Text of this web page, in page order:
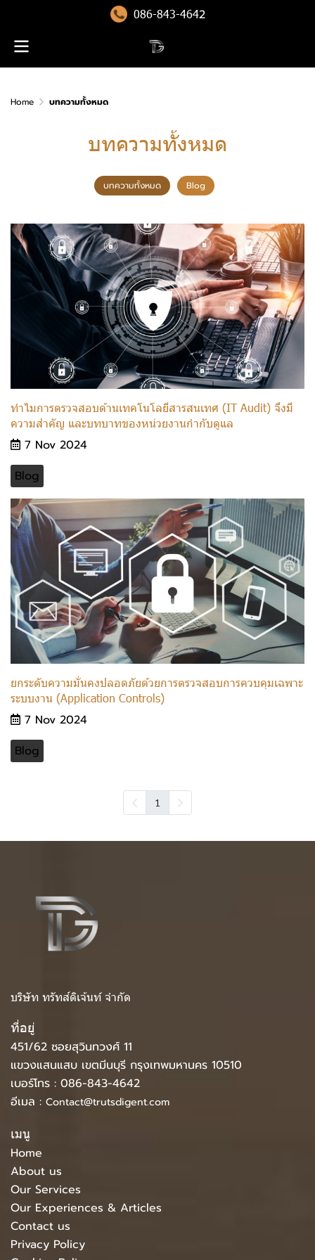
086-843-4642
Home บทความทั้งหมด
บทความทั้งหมด
บทความทั้งหมด Blog
ทำไมการตรวจสอบด้านเทคโนโลยีสารสนเทศ (IT Audit) จึงมี
ความสำคัญ และบทบาทของหน่วยงานกำกับดูแล
7 Nov 2024
Blog
ยกระดับความมั่นคงปลอดภัยด้วยการตรวจสอบการควบคุมเฉพาะ
ระบบงาน (Application Controls)
7 Nov 2024
Blog
1
บริษัท ทรัทส์ดิเจ้นท์ จำกัด
ที่อยู่
451/62 ซอยสุวินทวงศ์ 11
แขวงแสนแสบ เขตมีนบุรี กรุงเทพมหานคร 10510
เบอร์โทร : 086-843-4642
อีเมล : Contact@trutsdigent.com
เมนู
Home
About us
Our Services
Our Experiences & Articles
Contact us
Privacy Policy